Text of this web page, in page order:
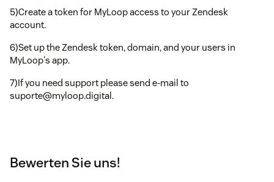
5)Create a token for MyLoop access to your Zendesk
account.
6)Set up the Zendesk token, domain, and your users in
MyLoop's app.
7)If you need support please send e-mail to
suporte@myloop.digital.
Bewerten Sie uns!